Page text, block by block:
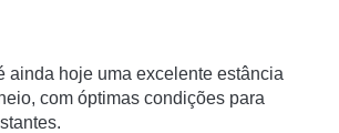
ainda hoje uma excelente estância
com óptimas condições para